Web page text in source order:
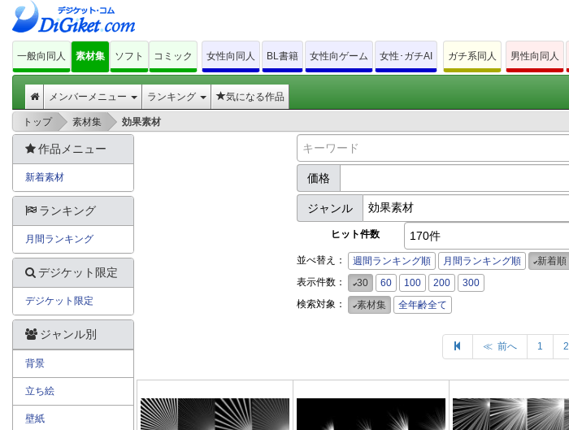
一般向同人 素材集 ソフト コミック 女性向同人 BL書籍 女性向ゲーム 女性･ガチAI ガチ系同人 男性向同人
メンバーメニュー ランキング 気になる作品
トップ > 素材集 > 効果素材
価格
ジャンル
ヒット件数 170件
並べ替え： 週間ランキング順 月間ランキング順 新着順
表示件数：
30 60 100 200 300
検索対象：
素材集 全年齢全て
≪ 前へ 1 2
作品メニュー
新着素材
ランキング
月間ランキング
デジケット限定
デジケット限定
ジャンル別
背景
立ち絵
壁紙